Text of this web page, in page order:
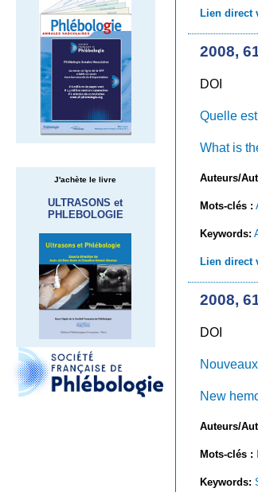
J'achète le livre
ULTRASONS et
PHLEBOLOGIE
Lien direct
2008,
DOI
Quelle
What is
Auteurs/
Mots-clés :
Keywords:
Lien direct
2008,
DOI
New
Auteurs/
Mots-clés :
Keywords: